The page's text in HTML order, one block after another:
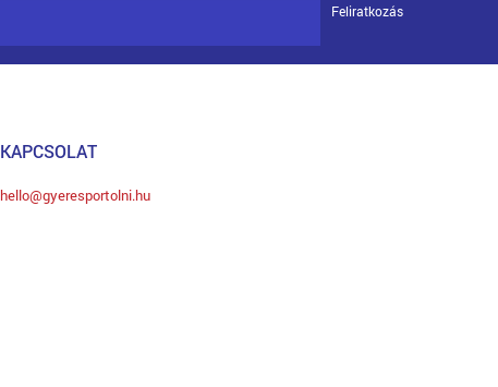
Feliratkozás
KAPCSOLAT
hello@gyeresportolni.hu